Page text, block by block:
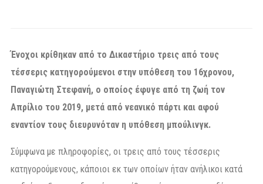
Ένοχοι κρίθηκαν από το Δικαστήριο τρεις από τους
τέσσερις κατηγορούμενοι στην υπόθεση του 16χρονου,
Παναγιώτη Στεφανή, ο οποίος έφυγε από τη ζωή τον
Απρίλιο του 2019, μετά από νεανικό πάρτι και αφού
εναντίον τους διευρυνόταν η υπόθεση μπούλινγκ.
Σύμφωνα με πληροφορίες, οι τρεις από τους τέσσερις
κατηγορούμενους, κάποιοι εκ των οποίων ήταν ανήλικοι κατά